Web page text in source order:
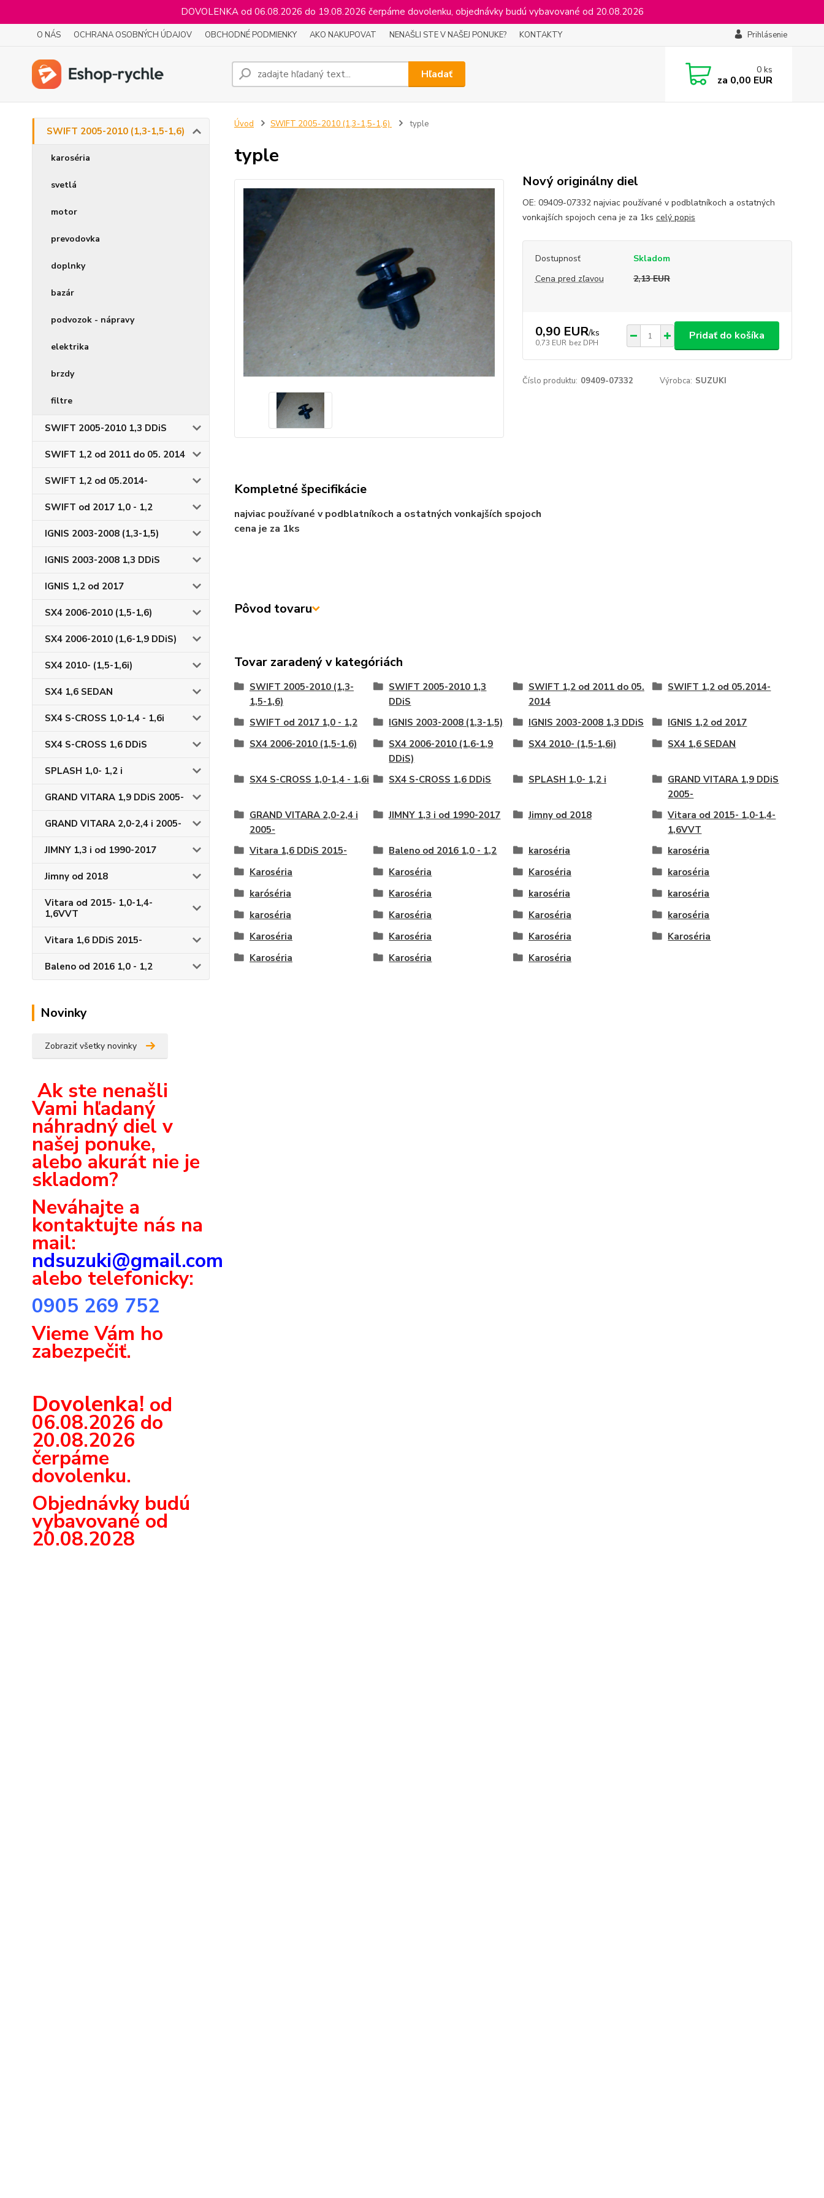
DOVOLENKA od 06.08.2026 do 19.08.2026 čerpáme dovolenku, objednávky budú vybavované od 20.08.2026
O NÁS OCHRANA OSOBNÝCH ÚDAJOV OBCHODNÉ PODMIENKY AKO NAKUPOVAT NENAŠLI STE V NAŠEJ PONUKE? KONTAKTY Prihlásenie
Hľadať 0 ks
za 0,00 EUR
SWIFT 2005-2010 (1,3-1,5-1,6)
karoséria
svetlá
motor
prevodovka
doplnky
bazár
podvozok - nápravy
elektrika
brzdy
filtre
SWIFT 2005-2010 1,3 DDiS
SWIFT 1,2 od 2011 do 05. 2014
SWIFT 1,2 od 05.2014-
SWIFT od 2017 1,0 - 1,2
IGNIS 2003-2008 (1,3-1,5)
IGNIS 2003-2008 1,3 DDiS
IGNIS 1,2 od 2017
SX4 2006-2010 (1,5-1,6)
SX4 2006-2010 (1,6-1,9 DDiS)
SX4 2010- (1,5-1,6i)
SX4 1,6 SEDAN
SX4 S-CROSS 1,0-1,4 - 1,6i
SX4 S-CROSS 1,6 DDiS
SPLASH 1,0- 1,2 i
GRAND VITARA 1,9 DDiS 2005-
GRAND VITARA 2,0-2,4 i 2005-
JIMNY 1,3 i od 1990-2017
Jimny od 2018
Vitara od 2015- 1,0-1,4-
1,6VVT
Vitara 1,6 DDiS 2015-
Baleno od 2016 1,0 - 1,2
Novinky
Zobraziť všetky novinky
Ak ste nenašli
Vami hľadaný
náhradný diel v
našej ponuke,
alebo akurát nie je
skladom?
Neváhajte a
kontaktujte nás na
mail:
ndsuzuki@gmail.com
alebo telefonicky:
0905 269 752
Vieme Vám ho
zabezpečiť.
Dovolenka! od
06.08.2026 do
20.08.2026
čerpáme
dovolenku.
Objednávky budú
vybavované od
20.08.2028
Úvod SWIFT 2005-2010 (1,3-1,5-1,6) typle
typle
Nový originálny diel
OE: 09409-07332 najviac používané v podblatníkoch a ostatných
vonkajších spojoch cena je za 1ks celý popis
Dostupnosť
Skladom
Cena pred zľavou
2,13 EUR
0,90 EUR/ks
0,73 EUR bez DPH
Pridať do košíka
Číslo produktu: 09409-07332 Výrobca: SUZUKI
Kompletné špecifikácie
najviac používané v podblatníkoch a ostatných vonkajších spojoch
cena je za 1ks
Pôvod tovaru
Tovar zaradený v kategóriách
SWIFT 2005-2010 (1,3-
1,5-1,6)
SWIFT 2005-2010 1,3
DDiS
SWIFT 1,2 od 2011 do 05.
2014
SWIFT 1,2 od 05.2014-
SWIFT od 2017 1,0 - 1,2 IGNIS 2003-2008 (1,3-1,5) IGNIS 2003-2008 1,3 DDiS
IGNIS 1,2 od 2017
SX4 2006-2010 (1,5-1,6)
SX4 2006-2010 (1,6-1,9
DDiS)
SX4 2010- (1,5-1,6i) SX4 1,6 SEDAN
SX4 S-CROSS 1,0-1,4 - 1,6i SX4 S-CROSS 1,6 DDiS SPLASH 1,0- 1,2 i
GRAND VITARA 1,9 DDiS
2005-
GRAND VITARA 2,0-2,4 i
2005-
JIMNY 1,3 i od 1990-2017 Jimny od 2018
Vitara od 2015- 1,0-1,4-
1,6VVT
Vitara 1,6 DDiS 2015-
Baleno od 2016 1,0 - 1,2 karoséria
karoséria
Karoséria
Karoséria Karoséria
karoséria
karóséria
Karoséria karoséria
karoséria
karoséria
Karoséria Karoséria
karoséria
Karoséria
Karoséria Karoséria
Karoséria
Karoséria
Karoséria Karoséria